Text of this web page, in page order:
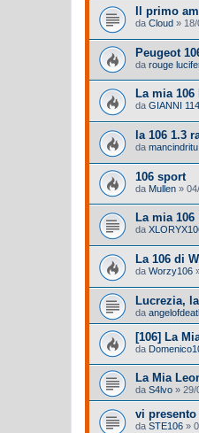
Il primo
da Cloud »
Peugeot
da rouge
La mia
da GIANNI 114
la 106 1.3
da mancindritu
106 sport
da Mullen »
La mia 106
da
La 106 di
da Worzy106
Lucrezia,
da
[106] La
da
La Mia
da S4lvo » 29/
vi
da STE106 »